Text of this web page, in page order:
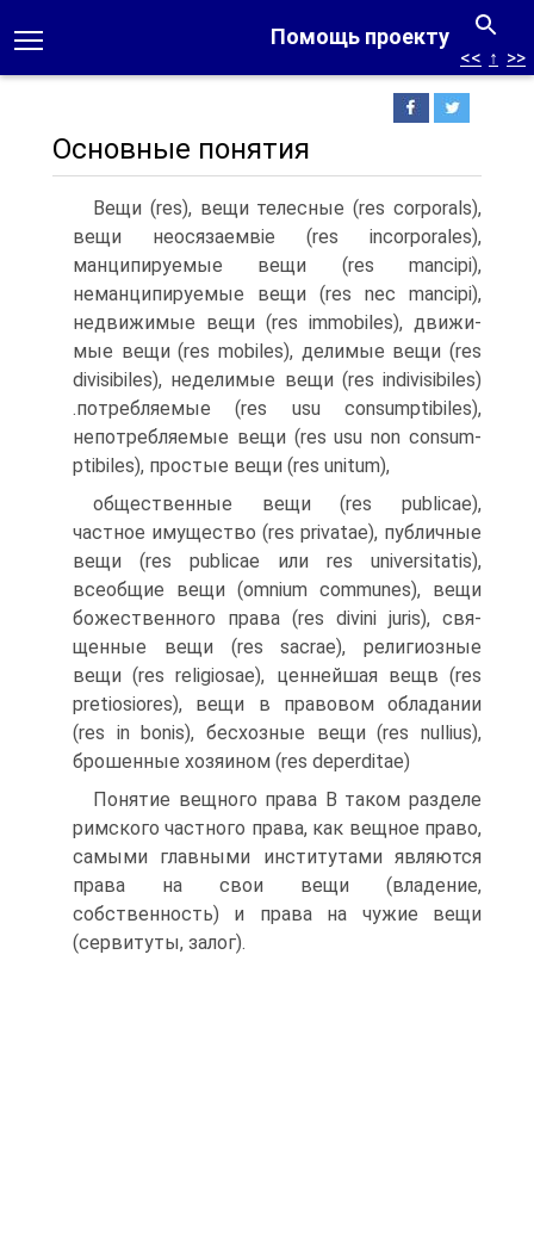
Помощь проекту
<< ↑ >>
Основные понятия
Вещи (res), вещи телесные (res corporals),
вещи неосязаемвіе (res incorporales),
манципируемые вещи (res mancipi),
неманципируемые вещи (res nec mancipi),
недвижи­мые вещи (res immobiles), движи­
мые вещи (res mobiles), делимые вещи (res
divisibiles), неделимые ве­щи (res indivisibiles)
.потребляемые (res usu consumptibiles),
непотреб­ляемые вещи (res usu non consum­
ptibiles), простые вещи (res unitum),
общественные вещи (res publicae),
частное имущество (res privatae), публичные
вещи (res publicae или res universitatis),
всеобщие вещи (omnium communes), вещи
божест­венного права (res divini juris), свя­
щенные вещи (res sacrae), религи­озные
вещи (res religiosae), ценней­шая вещв (res
pretiosiores), вещи в правовом обладании
(res in bonis), бесхозные вещи (res nullius),
бро­шенные хозяином (res deperditae)
Понятие вещного права В таком разделе
римского частного права, как вещное право,
самыми главными институтами являют­ся
права на свои вещи (владение,
собственность) и права на чу­жие вещи
(сервитуты, залог).